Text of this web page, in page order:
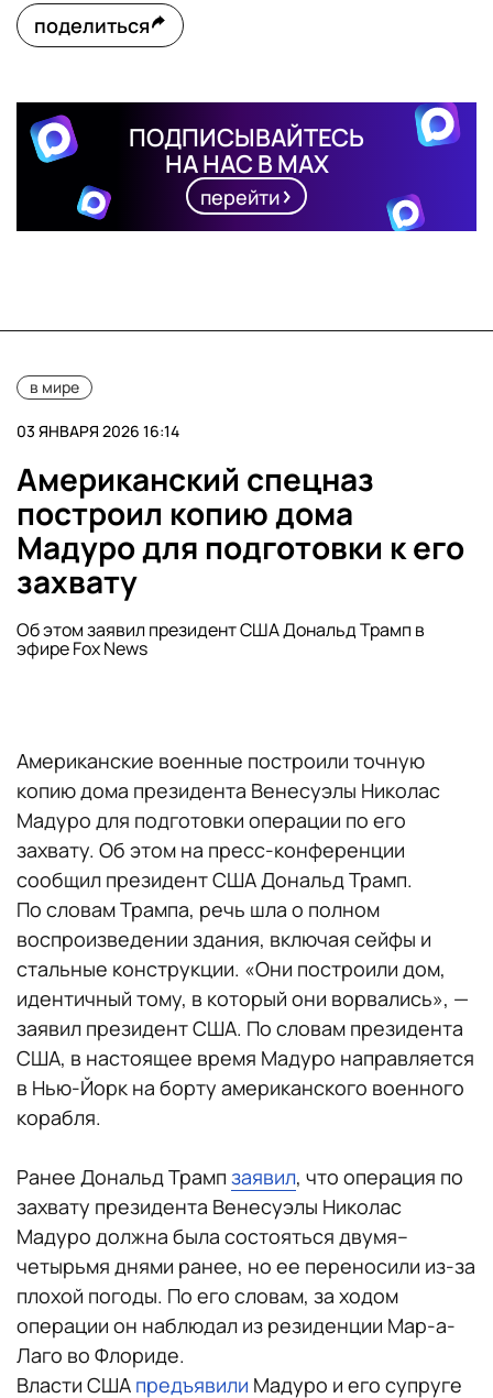
поделиться
ПОДПИСЫВАЙТЕСЬ
НА НАС В MAX
перейти
в мире
03 ЯНВАРЯ 2026 16:14
Американский спецназ
построил копию дома
Мадуро для подготовки к его
захвату
Об этом заявил президент США Дональд Трамп в
эфире Fox News
Американские военные построили точную
копию дома президента Венесуэлы Николас
Мадуро для подготовки операции по его
захвату. Об этом на пресс-конференции
сообщил президент США Дональд Трамп.
По словам Трампа, речь шла о полном
воспроизведении здания, включая сейфы и
стальные конструкции. «Они построили дом,
идентичный тому, в который они ворвались», —
заявил президент США. По словам президента
США, в настоящее время Мадуро направляется
в Нью-Йорк на борту американского военного
корабля.
Ранее Дональд Трамп заявил, что операция по
захвату президента Венесуэлы Николас
Мадуро должна была состояться двумя–
четырьмя днями ранее, но ее переносили из-за
плохой погоды. По его словам, за ходом
операции он наблюдал из резиденции Мар-а-
Лаго во Флориде.
Власти США предъявили Мадуро и его супруге